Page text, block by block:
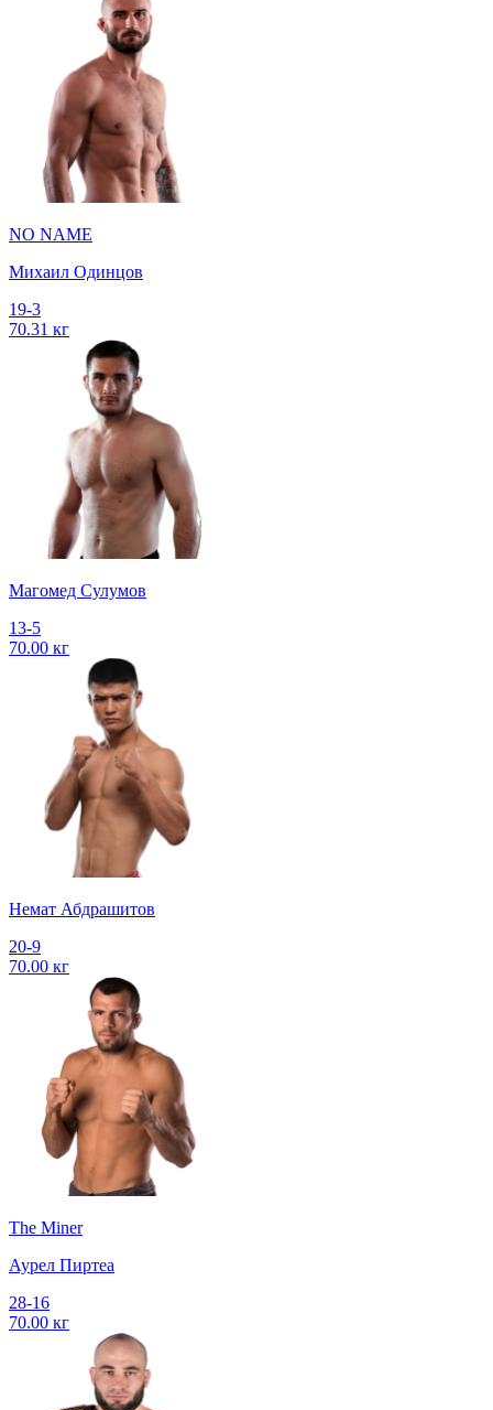
NO NAME
Михаил Одинцов
19-3
70.31 кг
Магомед Сулумов
13-5
70.00 кг
Немат Абдрашитов
20-9
70.00 кг
The Miner
Аурел Пиртеа
28-16
70.00 кг